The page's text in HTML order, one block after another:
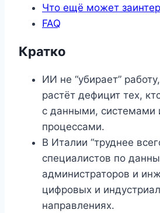
Что ещё может
FAQ
Кратко
ИИ не “убирает”
растёт дефицит тех,
с данными, системами
процессами.
В Италии “труднее
специалистов по
администраторов и
цифровых и
направлениях.